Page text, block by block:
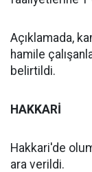
Açıklamada,
hamile
belirtildi.
HAKKARİ
Hakkari'de
ara verildi.